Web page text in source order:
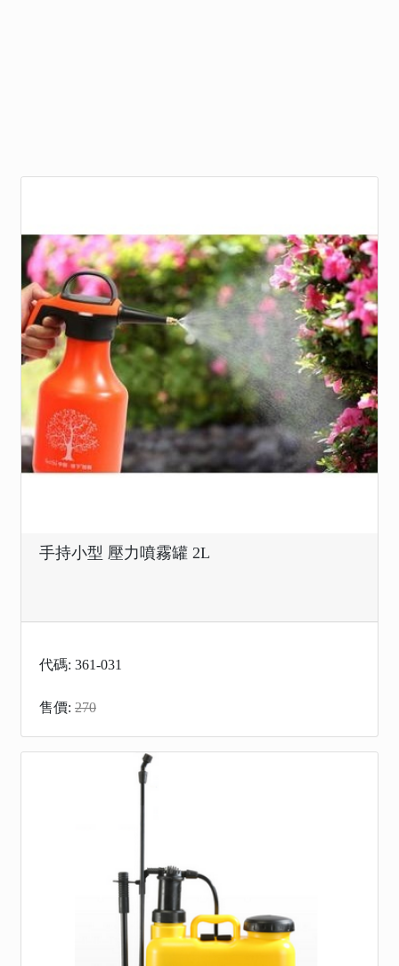
手持小型 壓力噴霧罐 2L
代碼: 361-031
售價: 270